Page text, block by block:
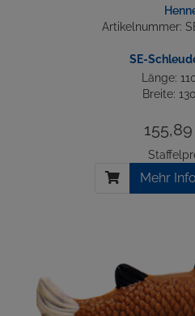
Artikelnummer:
SE-
Länge:
Breite:
Mehr